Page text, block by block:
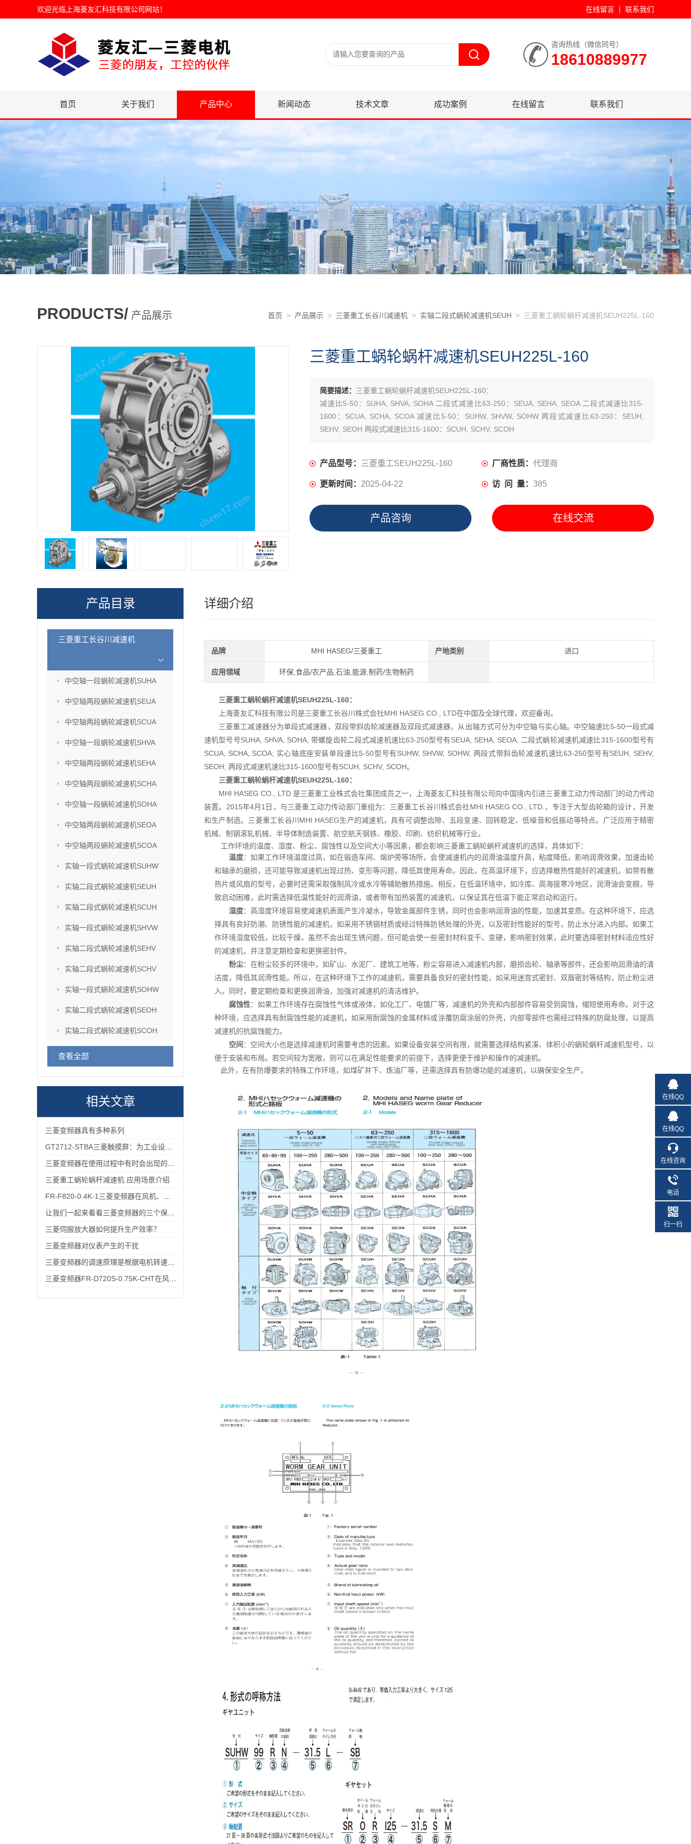
欢迎光临 上海菱友汇科技有限公司网站！ 在线留言 联系我们
咨询热线（微信同号）
18610889977
首页 关于我们 产品中心 新闻动态 技术文章 成功案例 在线留言 联系我们
PRODUCTS/ 产品展示 首页 > 产品展示 > 三菱重工长谷川减速机 > 实轴二段式蜗轮减速机SEUH > 三菱重工蜗轮蜗杆减速机SEUH225L-160
三菱重工蜗轮蜗杆减速机SEUH225L-160
简要描述： 三菱重工蜗轮蜗杆减速机SEUH225L-160：
减速比5-50：SUHA, SHVA, SOHA 二段式减速比63-250：SEUA, SEHA, SEOA 二段式减速比315-
1600：SCUA, SCHA, SCOA 减速比5-50：SUHW, SHVW, SOHW 两段式减速比63-250：SEUH,
SEHV, SEOH 两段式减速比315-1600：SCUH, SCHV, SCOH
产品型号： 三菱重工SEUH225L-160 厂商性质： 代理商
更新时间： 2025-04-22 访 问 量： 385
产品咨询 在线交流
产品目录
三菱重工长谷川减速机
中空轴一段蜗轮减速机SUHA
中空轴两段蜗轮减速机SEUA
中空轴两段蜗轮减速机SCUA
中空轴一段蜗轮减速机SHVA
中空轴两段蜗轮减速机SEHA
中空轴两段蜗轮减速机SCHA
中空轴一段蜗轮减速机SOHA
中空轴两段蜗轮减速机SEOA
中空轴两段蜗轮减速机SCOA
实轴一段式蜗轮减速机SUHW
实轴二段式蜗轮减速机SEUH
实轴二段式蜗轮减速机SCUH
实轴一段式蜗轮减速机SHVW
实轴二段式蜗轮减速机SEHV
实轴二段式蜗轮减速机SCHV
实轴一段式蜗轮减速机SOHW
实轴二段式蜗轮减速机SEOH
实轴二段式蜗轮减速机SCOH
查看全部
相关文章
三菱变频器具有多种系列
三菱重工蜗轮蜗杆减速机 应用场景介绍
三菱伺服放大器如何提升生产效率？
三菱变频器对仪表产生的干扰
详细介绍
品牌 MHI HASEG/三菱重工 产地类别 进口
应用领域 环保,食品/农产品,石油,能源,制药/生物制药
三菱重工蜗轮蜗杆减速机SEUH225L-160：
上海菱友汇科技有限公司是三菱重工长谷川株式会社MHI HASEG CO., LTD在中国及全球代理，欢迎垂询。
三菱重工减速器分为单段式减速器，双段带斜齿轮减速器及双段式减速器，从出轴方式可分为中空轴与实心轴。中空轴速比5-50一段式减
速机型号号SUHA, SHVA, SOHA, 带螺旋齿轮二段式减速机速比63-250型号有SEUA, SEHA, SEOA, 二段式蜗轮减速机减速比315-1600型号有
SCUA, SCHA, SCOA; 实心轴底座安装单段速比5-50型号有SUHW, SHVW, SOHW, 两段式带斜齿轮减速机速比63-250型号有SEUH, SEHV,
SEOH; 两段式减速机速比315-1600型号有SCUH, SCHV, SCOH。
三菱重工蜗轮蜗杆减速机SEUH225L-160：
MHI HASEG CO., LTD.是三菱重工业株式会社集团成员之一，上海菱友汇科技有限公司向中国境内引进三菱重工动力传动部门的动力传动
装置。2015年4月1日，与三菱重工动力传动部门重组为：三菱重工长谷川株式会社MHI HASEG CO., LTD.，专注于大型齿轮箱的设计，开发
和生产制造。三菱重工长谷川MHI HASEG生产的减速机，具有可调整齿隙、五段变速、回转稳定、低噪音和低振动等特点。广泛应用于精密
机械、制钢滚轧机械、半导体制造装置、航空航天钢铁、橡胶、印刷、纺织机械等行业。
工作环境的温度、湿度、粉尘、腐蚀性以及空间大小等因素，都会影响三菱重工蜗轮蜗杆减速机的选择，具体如下：
温度：如果工作环境温度过高，如在锻造车间、熔炉旁等场所，会使减速机内的润滑油温度升高，粘度降低，影响润滑效果，加速齿轮
和轴承的磨损，还可能导致减速机出现过热、变形等问题，降低其使用寿命。因此，在高温环境下，应选择散热性能好的减速机，如带有散
热片或风扇的型号，必要时还需采取强制风冷或水冷等辅助散热措施。相反，在低温环境中，如冷库、高海拔寒冷地区，润滑油会变稠，导
致启动困难，此时需选择低温性能好的润滑油，或者带有加热装置的减速机，以保证其在低温下能正常启动和运行。
湿度：高湿度环境容易使减速机表面产生冷凝水，导致金属部件生锈，同时也会影响润滑油的性能，加速其变质。在这种环境下，应选
择具有良好防潮、防锈性能的减速机，如采用不锈钢材质或经过特殊防锈处理的外壳，以及密封性能好的型号，防止水分进入内部。如果工
作环境湿度较低，比较干燥，虽然不会出现生锈问题，但可能会使一些密封材料变干、变硬，影响密封效果，此时要选择密封材料适应性好
的减速机，并注意定期检查和更换密封件。
粉尘：在粉尘较多的环境中，如矿山、水泥厂、建筑工地等，粉尘容易进入减速机内部，磨损齿轮、轴承等部件，还会影响润滑油的清
洁度，降低其润滑性能。所以，在这种环境下工作的减速机，需要具备良好的密封性能，如采用迷宫式密封、双唇密封等结构，防止粉尘进
入。同时，要定期检查和更换润滑油，加强对减速机的清洁维护。
腐蚀性：如果工作环境存在腐蚀性气体或液体，如化工厂、电镀厂等，减速机的外壳和内部部件容易受到腐蚀，缩短使用寿命。对于这
种环境，应选择具有耐腐蚀性能的减速机，如采用耐腐蚀的金属材料或涂覆防腐涂层的外壳，内部零部件也需经过特殊的防腐处理，以提高
减速机的抗腐蚀能力。
空间 ：空间大小也是选择减速机时需要考虑的因素。如果设备安装空间有限，就需要选择结构紧凑、体积小的蜗轮蜗杆减速机型号，以
便于安装和布局。若空间较为宽敞，则可以在满足性能要求的前提下，选择更便于维护和操作的减速机。
此外，在有防爆要求的特殊工作环境，如煤矿井下、炼油厂等，还需选择具有防爆功能的减速机，以确保安全生产。
在线QQ
在线QQ
在线咨询
电话
扫一扫